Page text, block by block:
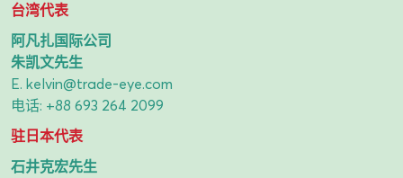
台湾代表
阿凡扎国际公司
朱凯文先生
E. kelvin@trade-eye.com
电话: +88 693 264 2099
驻日本代表
石井克宏先生